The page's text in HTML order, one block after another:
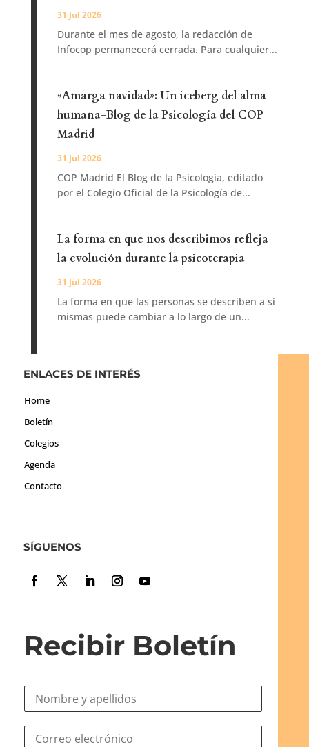
31 Jul 2026
Durante el mes de agosto, la redacción de
Infocop permanecerá cerrada. Para cualquier...
«Amarga navidad»: Un iceberg del alma
humana-Blog de la Psicología del COP
Madrid
31 Jul 2026
COP Madrid El Blog de la Psicología, editado
por el Colegio Oficial de la Psicología de...
La forma en que nos describimos refleja
la evolución durante la psicoterapia
31 Jul 2026
La forma en que las personas se describen a sí
mismas puede cambiar a lo largo de un...
ENLACES DE INTERÉS
Home
Boletín
Colegios
Agenda
Contacto
SÍGUENOS
Recibir Boletín
N
N
C